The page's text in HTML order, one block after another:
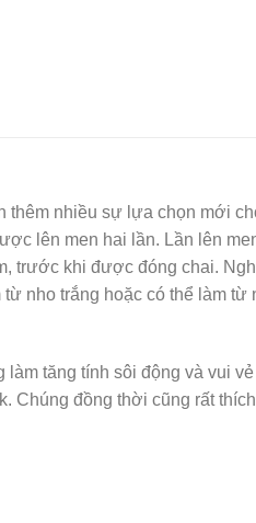
thêm nhiều sự lựa chọn mới
lên men hai lần. Lần lên
trước khi được đóng chai.
nho trắng hoặc có thể làm
làm tăng tính sôi động và vui
đồng thời cũng rất